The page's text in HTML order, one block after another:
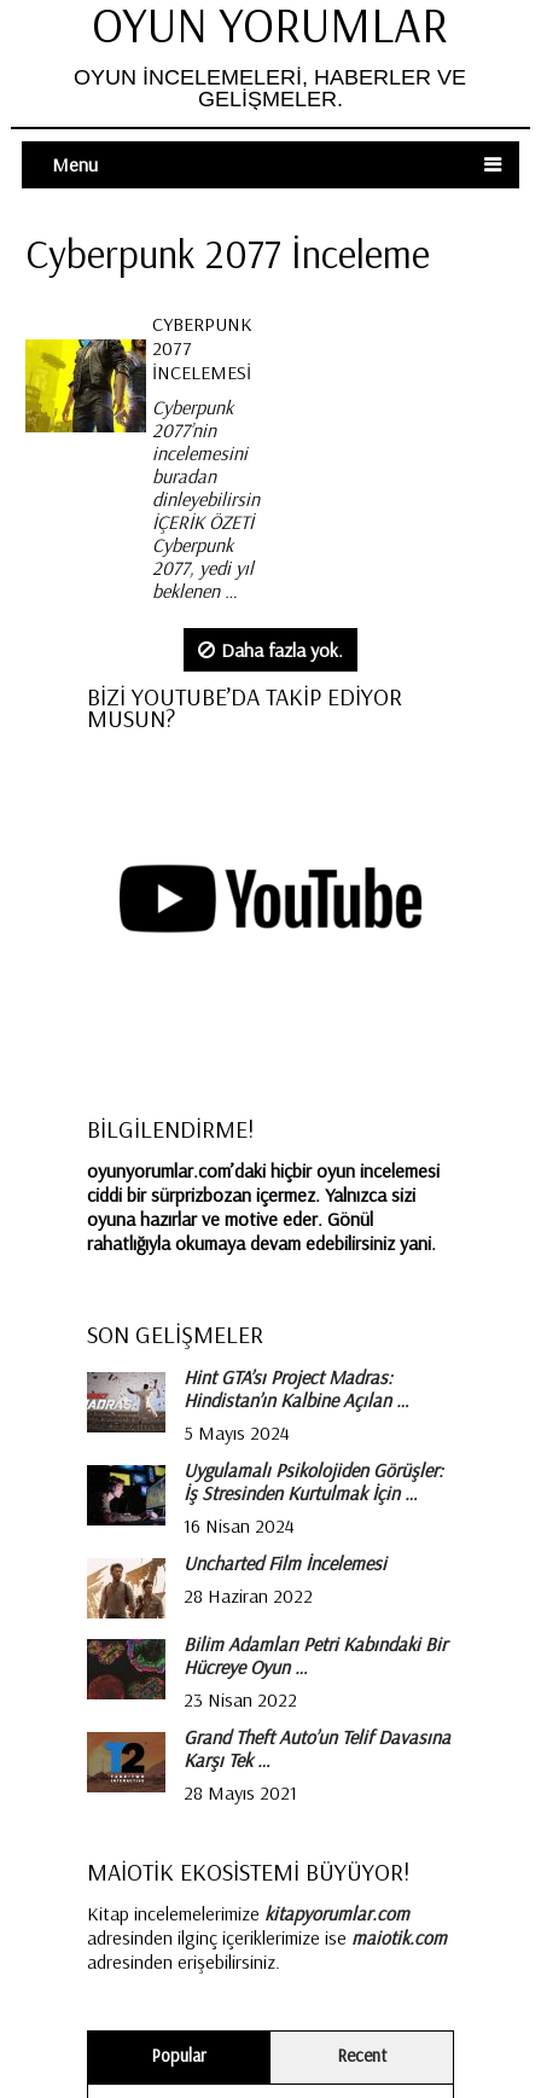
OYUN YORUMLAR
OYUN İNCELEMELERI, HABERLER VE
GELIŞMELER.
Menu
Cyberpunk 2077 İnceleme
CYBERPUNK
2077
İNCELEMESI
Cyberpunk
2077’nin
incelemesini
buradan
dinleyebilirsiniz.
İÇERİK ÖZETİ
Cyberpunk
2077, yedi yıl
beklenen …
Daha fazla yok.
BİZİ YOUTUBE’DA TAKİP EDİYOR
MUSUN?
BİLGİLENDİRME!
oyunyorumlar.com’daki hiçbir oyun incelemesi
ciddi bir sürprizbozan içermez. Yalnızca sizi
oyuna hazırlar ve motive eder. Gönül
rahatlığıyla okumaya devam edebilirsiniz yani.
SON GELİŞMELER
Hint GTA’sı Project Madras:
Hindistan’ın Kalbine Açılan …
5 Mayıs 2024
Uygulamalı Psikolojiden Görüşler:
İş Stresinden Kurtulmak İçin …
16 Nisan 2024
Uncharted Film İncelemesi
28 Haziran 2022
Bilim Adamları Petri Kabındaki Bir
Hücreye Oyun …
23 Nisan 2022
Grand Theft Auto’un Telif Davasına
Karşı Tek …
28 Mayıs 2021
MAİOTİK EKOSİSTEMİ BÜYÜYOR!
Kitap incelemelerimize kitapyorumlar.com
adresinden ilginç içeriklerimize ise maiotik.com
adresinden erişebilirsiniz.
Popular Recent